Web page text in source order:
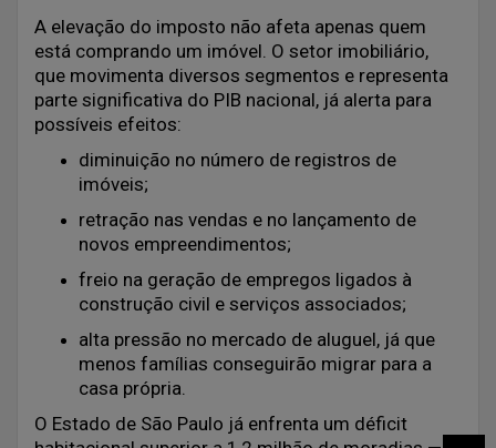
A elevação do imposto não afeta apenas quem
está comprando um imóvel. O setor imobiliário,
que movimenta diversos segmentos e representa
parte significativa do PIB nacional, já alerta para
possíveis efeitos:
diminuição no número de registros de
imóveis;
retração nas vendas e no lançamento de
novos empreendimentos;
freio na geração de empregos ligados à
construção civil e serviços associados;
alta pressão no mercado de aluguel, já que
menos famílias conseguirão migrar para a
casa própria.
O Estado de São Paulo já enfrenta um déficit